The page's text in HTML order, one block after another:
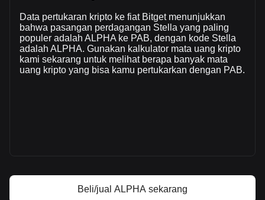
(B/.1,125.51 PAB) dalam 24 jam terakhir. Pada hari
perdagangan terakhir, volume perdagangan ALPHA adalah
B/.8,003.6.
Info lebih lanjut tentang Stella di Bitget
Data pertukaran kripto ke fiat Bitget menunjukkan
bahwa pasangan perdagangan Stella yang paling
populer adalah ALPHA ke PAB, dengan kode Stella
adalah ALPHA. Gunakan kalkulator mata uang kripto
kami sekarang untuk melihat berapa banyak mata
uang kripto yang bisa kamu pertukarkan dengan PAB.
Beli/jual ALPHA sekarang